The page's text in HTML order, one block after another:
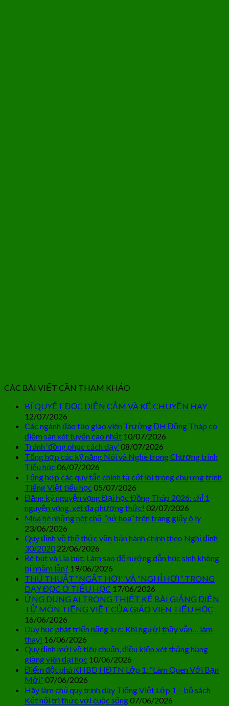
CÁC BÀI VIẾT CẦN THAM KHẢO
BÍ QUYẾT ĐỌC DIỄN CẢM VÀ KỂ CHUYỆN HAY
12/07/2026
Các ngành đào tạo giáo viên Trường ĐH Đồng Tháp có
điểm sàn xét tuyển cao nhất 10/07/2026
Tránh ‘đồng phục cách dạy’08/07/2026
Tổng hợp các kỹ năng Nói và Nghe trong Chương trình
Tiểu học 06/07/2026
Tổng hợp các quy tắc chính tả cốt lõi trong chương trình
Tiếng Việt tiểu học 05/07/2026
Đăng ký nguyện vọng Đại học Đồng Tháp 2026: chỉ 1
nguyện vọng, xét đa phương thức! 02/07/2026
Mùa hè những nét chữ “nở hoa” trên trang giấy ô ly
23/06/2026
Quy định về thể thức văn bản hành chính theo Nghị định
30/2020 22/06/2026
Rê bút và Lia bút: Làm sao để hướng dẫn học sinh không
bị nhầm lẫn? 19/06/2026
THỦ THUẬT “NGẮT HƠI” VÀ “NGHỈ HƠI” TRONG
DẠY ĐỌC Ở TIỂU HỌC 17/06/2026
ỨNG DỤNG AI TRONG THIẾT KẾ BÀI GIẢNG ĐIỆN
TỬ MÔN TIẾNG VIỆT CỦA GIÁO VIÊN TIỂU HỌC
16/06/2026
Dạy học phát triển năng lực: Khi người thầy vẫn… làm
thay! 16/06/2026
Quy định mới về tiêu chuẩn, điều kiện xét thăng hạng
giảng viên đại học 10/06/2026
Điểm đột phá KHBD HĐTN Lớp 1: “Làm Quen Với Bạn
Mới”07/06/2026
Hãy làm chủ quy trình dạy Tiếng Việt Lớp 1 – bộ sách
Kết nối tri thức với cuộc sống07/06/2026